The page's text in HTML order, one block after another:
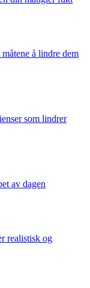
å lindre dem
som lindrer
av dagen
realistisk og